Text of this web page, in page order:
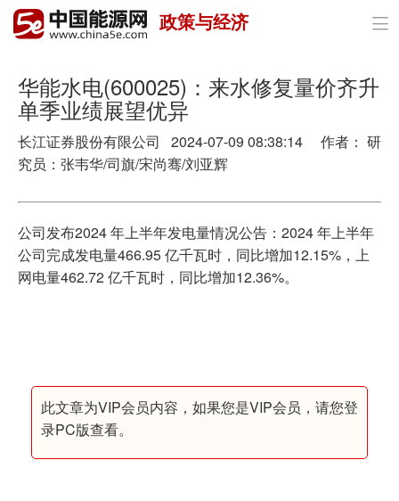
首页
政策与经济
油气
煤炭
电力
新能源
节能环保
政策与经济 
华能水电(600025)：来水修复量价齐升
单季业绩展望优异
长江证券股份有限公司 2024-07-09 08:38:14 作者： 研
究员：张韦华/司旗/宋尚骞/刘亚辉
公司发布2024 年上半年发电量情况公告：2024 年上半年
公司完成发电量466.95 亿千瓦时，同比增加12.15%，上
网电量462.72 亿千瓦时，同比增加12.36%。
此文章为VIP会员内容，如果您是VIP会员，请您登
录PC版查看。